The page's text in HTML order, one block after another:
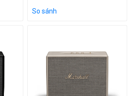
So sánh